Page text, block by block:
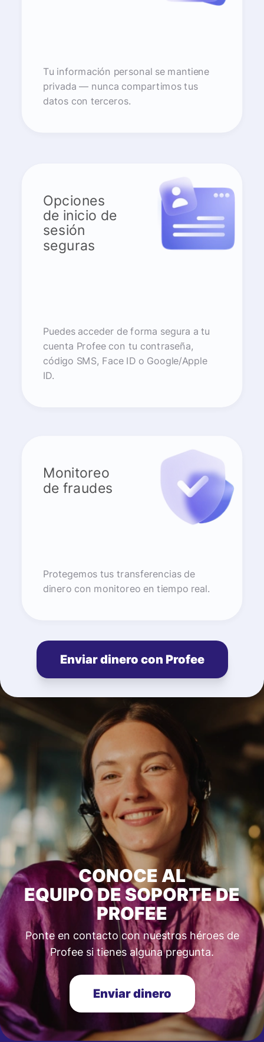
Tu información personal se mantiene
privada — nunca compartimos tus
datos con terceros.
Opciones
de inicio de
sesión
seguras
Puedes acceder de forma segura a tu
cuenta Profee con tu contraseña,
código SMS, Face ID o Google/Apple
ID.
Monitoreo
de fraudes
Protegemos tus transferencias de
dinero con monitoreo en tiempo real.
Enviar dinero con Profee
CONOCE AL
EQUIPO DE SOPORTE DE
PROFEE
Ponte en contacto con nuestros héroes de
Profee si tienes alguna pregunta.
Enviar dinero